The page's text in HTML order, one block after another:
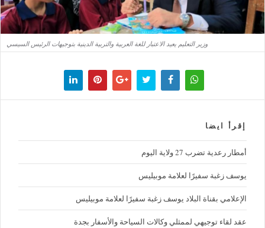
وزير التعليم يعيد الاعتبار للغة العربية والتربية الدينية بتوجيهات الرئيس السيسي
إقرأ ايضا
أمطار رعدية تضرب 27 ولاية اليوم
يوسف زغبة سفيرًا لعلامة موبيليس
الإعلامي بقناة البلاد يوسف زغبة سفيرًا لعلامة موبيليس
عقد لقاء توجيهي لممثلي وكالات السياحة والأسفار بجدة